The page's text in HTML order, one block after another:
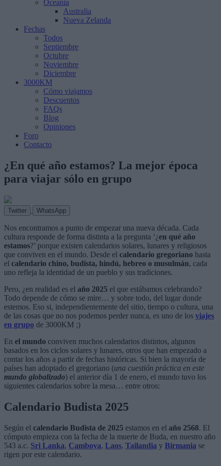
Oceanía
Australia
Nueva Zelanda
Fechas
Todos
Septiembre
Octubre
Noviembre
Diciembre
3000KM
Cómo viajamos
Descuentos
FAQs
Blog
Opiniones
Foro
Contacto
¿En qué año estamos? La mejor época
para viajar sólo en grupo
Twitter WhatsApp
Nos encontramos a punto de empezar una nueva década. Cada
cultura responde de forma distinta a la pregunta ‘¿en qué año
estamos?’ porque existen calendarios solares, lunares y religiosos
que conviven en el mundo. Desde el calendario gregoriano hasta
el calendario chino, budista, hindú, hebreo o musulmán, cada
uno refleja la identidad de un pueblo y sus tradiciones.
Pero, ¿en realidad es el año 2025 el que estábamos celebrando?
Todo depende de cómo se mire… y sobre todo, del lugar donde
estemos. Eso si, independientemente del sitio, tiempo o cultura, una
de las cosas que no nos podemos perder nunca, es uno de los viajes
en grupo de 3000KM ;)
En el mundo conviven muchos calendarios distintos, algunos
basados en los ciclos solares y lunares, otros que han empezado a
contar los años a partir de fechas históricas. Si bien la mayoría de
países han adoptado el gregoriano (una cuestión práctica en este
mundo globalizado) el anterior día 1 de enero, el mundo tuvo los
siguientes calendarios sobre la mesa… entre otros:
Calendario Budista 2025
Según el calendario Budista de 2025 estamos en el año 2568. El
cómputo empieza con la fecha de la muerte de Buda, en nuestro año
543 a.c. Sri Lanka, Camboya, Laos, Tailandia y Birmania se
rigen por este calendario.